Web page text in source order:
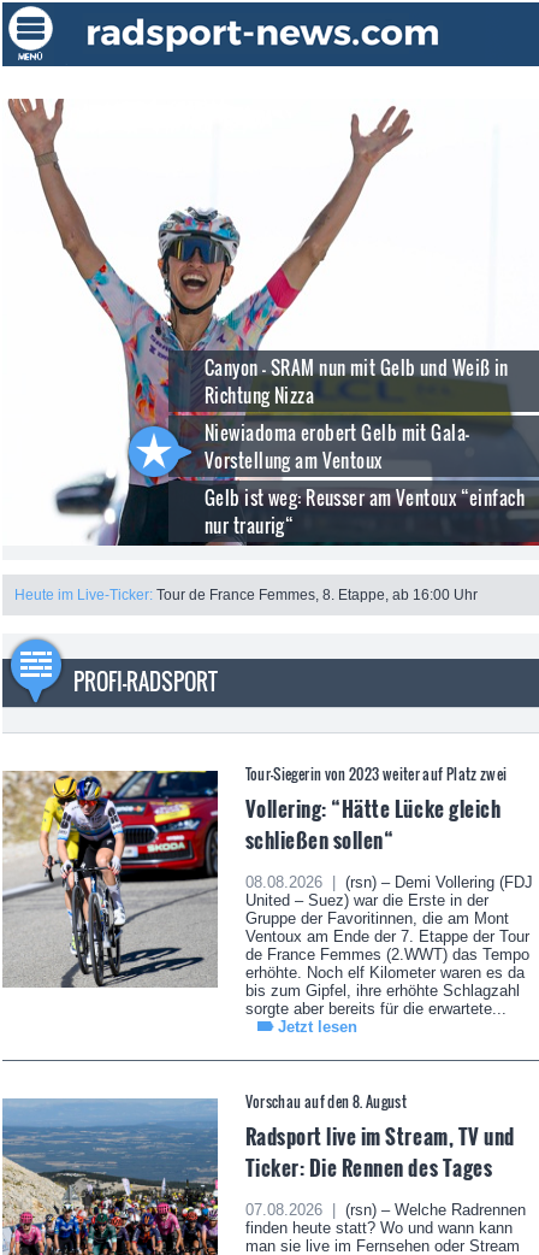
Canyon - SRAM nun mit Gelb und Weiß in
Richtung Nizza
Niewiadoma erobert Gelb mit Gala-
Vorstellung am Ventoux
Gelb ist weg: Reusser am Ventoux “einfach
nur traurig“
Heute im Live-Ticker: Tour de France Femmes, 8. Etappe, ab 16:00 Uhr
PROFI-RADSPORT
Tour-Siegerin von 2023 weiter auf Platz zwei
Vollering: “Hätte Lücke gleich
schließen sollen“
08.08.2026 |
(rsn) – Demi Vollering (FDJ
United – Suez) war die Erste in der
Gruppe der Favoritinnen, die am Mont
Ventoux am Ende der 7. Etappe der Tour
de France Femmes (2.WWT) das Tempo
erhöhte. Noch elf Kilometer waren es da
bis zum Gipfel, ihre erhöhte Schlagzahl
sorgte aber bereits für die erwartete...
Jetzt lesen
Vorschau auf den 8. August
Radsport live im Stream, TV und
Ticker: Die Rennen des Tages
07.08.2026 |
(rsn) – Welche Radrennen
finden heute statt? Wo und wann kann
man sie live im Fernsehen oder Stream